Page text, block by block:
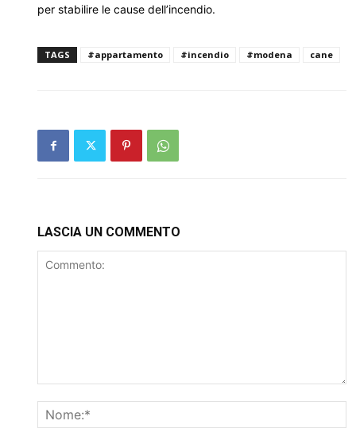
per stabilire le cause dell’incendio.
TAGS #appartamento #incendio #modena cane
LASCIA UN COMMENTO